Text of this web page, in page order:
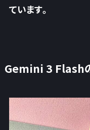
ています。
Gemini 3 Flash